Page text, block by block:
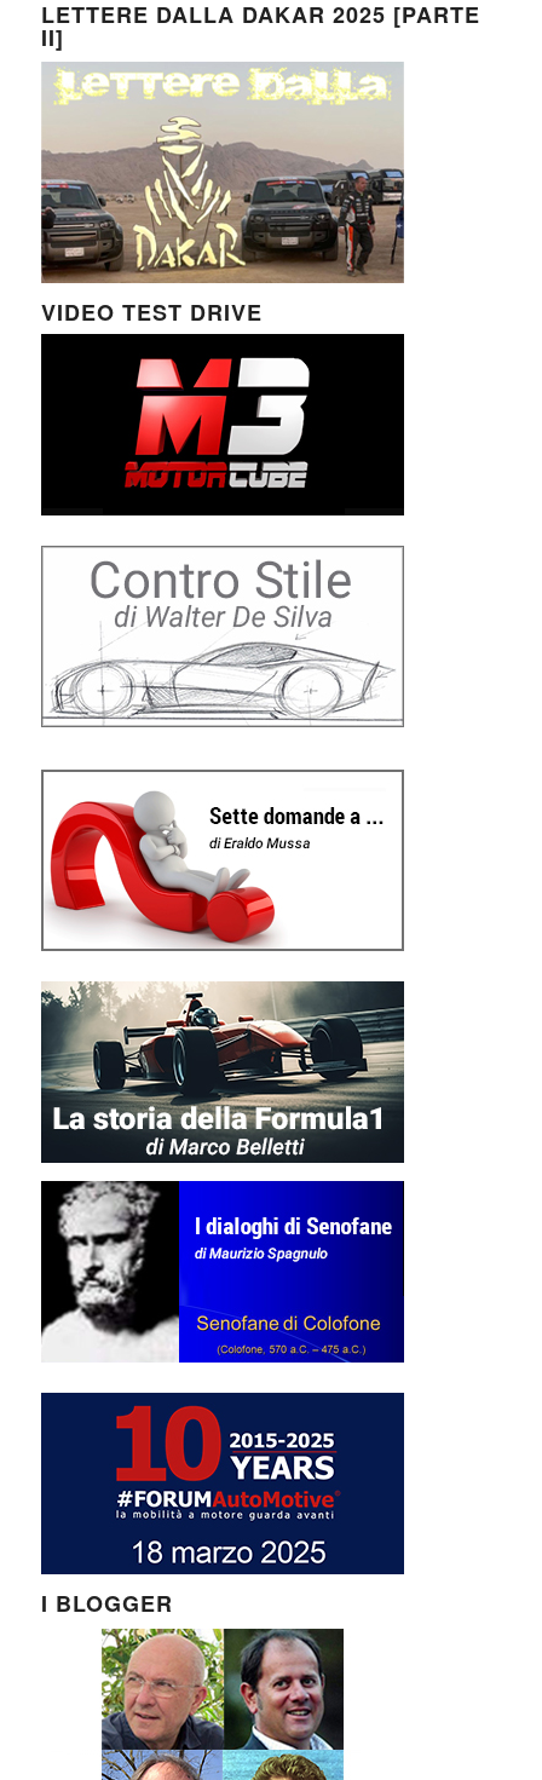
LETTERE DALLA DAKAR 2025 [PARTE
II]
VIDEO TEST DRIVE
I BLOGGER